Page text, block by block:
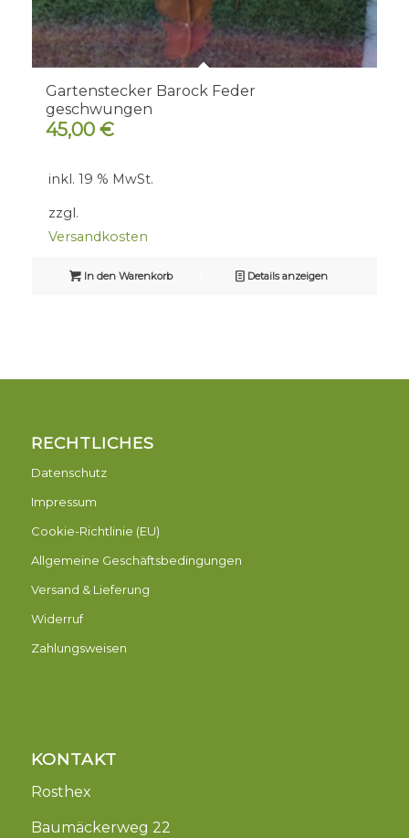
Gartenstecker Barock Feder
geschwungen
45,00 €
inkl. 19 % MwSt.
zzgl.
Versandkosten
In den Warenkorb Details anzeigen
RECHTLICHES
Datenschutz
Impressum
Cookie-Richtlinie (EU)
Allgemeine Geschäftsbedingungen
Versand & Lieferung
Widerruf
Zahlungsweisen
KONTAKT
Rosthex
Baumäckerweg 22